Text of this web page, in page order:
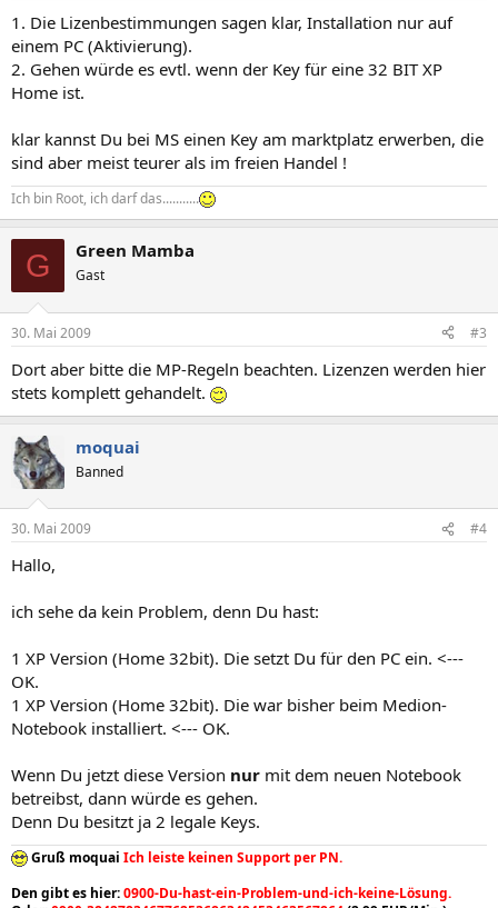
1. Die Lizenbestimmungen sagen klar, Installation nur auf
einem PC (Aktivierung).
2. Gehen würde es evtl. wenn der Key für eine 32 BIT XP
Home ist.
klar kannst Du bei MS einen Key am marktplatz erwerben, die
sind aber meist teurer als im freien Handel !
Ich bin Root, ich darf das...........
G Green Mamba
Gast
30. Mai 2009 #3
Dort aber bitte die MP-Regeln beachten. Lizenzen werden hier
stets komplett gehandelt.
moquai
Banned
30. Mai 2009 #4
Hallo,
ich sehe da kein Problem, denn Du hast:
1 XP Version (Home 32bit). Die setzt Du für den PC ein. <---
OK.
1 XP Version (Home 32bit). Die war bisher beim Medion-
Notebook installiert. <--- OK.
Wenn Du jetzt diese Version nur mit dem neuen Notebook
betreibst, dann würde es gehen.
Denn Du besitzt ja 2 legale Keys.
Gruß moquai Ich leiste keinen Support per PN.
Den gibt es hier:0900-Du-hast-ein-Problem-und-ich-keine-Lösung.